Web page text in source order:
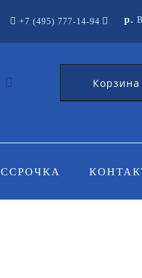
+7 (495) 777-14-94 р.
Корзина